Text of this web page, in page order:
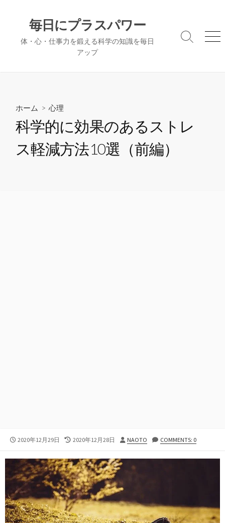
毎日にプラスパワー
体・心・仕事力を鍛える科学の知識を毎日
アップ
検
メ
ホーム > 心理
科学的に効果のあるストレ
ス軽減方法10選（前編）
公
日
2020年12月29日
最
更
新
日
2020年12月28日
投
者
NAOTO COMMENTS: 0